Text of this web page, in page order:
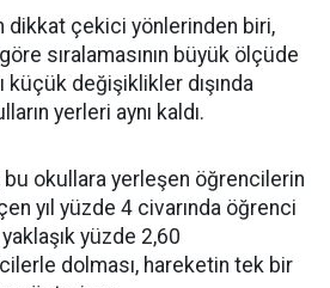
dikkat çekici yönlerinden biri,
sıralamasının büyük ölçüde
küçük değişiklikler dışında
yerleri aynı kaldı.
okullara yerleşen öğrencilerin
yıl yüzde 4 civarında öğrenci
yüzde 2,60
dolması, hareketin tek bir